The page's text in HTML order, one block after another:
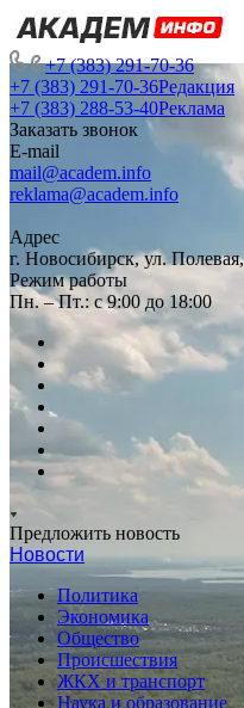
+7 (383) 291-70-36
+7 (383) 291-70-36Редакция
+7 (383) 288-53-40Реклама
Заказать звонок
E-mail
mail@academ.info
reklama@academ.info
Адрес
г. Новосибирск, ул.
Режим работы
Пн. – Пт.: с 9:00 до 18:00
Предложить новость
Новости
Политика
Экономика
Общество
Происшествия
ЖКХ и транспорт
Наука и образование